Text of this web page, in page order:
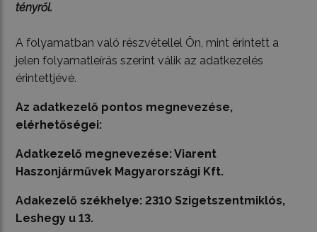
tényről.
A folyamatban való részvétellel Ön, mint érintett a
jelen folyamatleírás szerint válik az adatkezelés
érintettjévé.
Az adatkezelő pontos megnevezése,
elérhetőségei:
Adatkezelő megnevezése: Viarent
Haszonjárművek Magyarországi Kft.
Adakezelő székhelye: 2310 Szigetszentmiklós,
Leshegy u 13.